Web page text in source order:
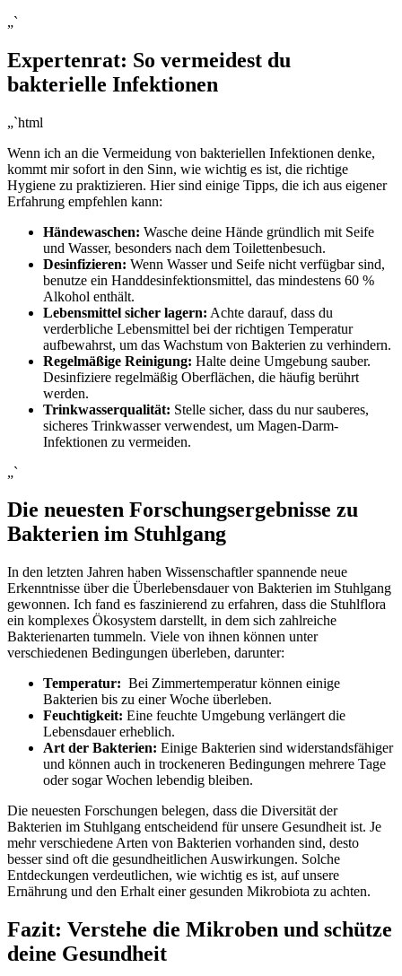
„`
Expertenrat: So vermeidest du
bakterielle Infektionen
„`html
Wenn ich an die Vermeidung von bakteriellen Infektionen denke,⁢
kommt mir sofort in den Sinn, wie wichtig es ⁢ist, die ‌richtige
Hygiene zu praktizieren. Hier sind einige Tipps,⁤ die ‌ich aus eigener
Erfahrung empfehlen⁣ kann:
Händewaschen: Wasche deine Hände gründlich mit Seife
und Wasser, besonders nach dem Toilettenbesuch.
Desinfizieren: Wenn Wasser und Seife nicht verfügbar sind,
benutze ein ⁤Handdesinfektionsmittel, ⁣das​ mindestens 60 %
Alkohol enthält.
Lebensmittel sicher lagern: Achte darauf, dass du
verderbliche Lebensmittel bei der richtigen Temperatur
aufbewahrst, um ⁤das Wachstum von Bakterien zu⁢ verhindern.
Regelmäßige Reinigung: Halte deine Umgebung‌ sauber.
Desinfiziere regelmäßig Oberflächen, die‌ häufig berührt
werden.
Trinkwasserqualität: Stelle sicher, dass du ⁤nur sauberes,
sicheres Trinkwasser verwendest, um Magen-Darm-
Infektionen zu vermeiden.
„`
Die neuesten⁢ Forschungsergebnisse zu
Bakterien im Stuhlgang
In ​den letzten Jahren⁣ haben Wissenschaftler spannende neue
Erkenntnisse über die Überlebensdauer von Bakterien im Stuhlgang
gewonnen. Ich fand es faszinierend zu erfahren, dass​ die‍ Stuhlflora
ein⁣ komplexes Ökosystem darstellt, in dem sich zahlreiche
Bakterienarten tummeln.⁤ Viele ​von ⁢ihnen können unter
verschiedenen Bedingungen überleben, darunter:
Temperatur: ​ Bei⁤ Zimmertemperatur können einige
Bakterien bis zu einer Woche überleben.
Feuchtigkeit: Eine feuchte Umgebung verlängert die
Lebensdauer erheblich.
Art der Bakterien: Einige Bakterien⁤ sind ‌widerstandsfähiger
und können auch in trockeneren Bedingungen mehrere Tage
oder sogar​ Wochen lebendig bleiben.
Die‌ neuesten ⁢Forschungen belegen, dass ‌die‍ Diversität der
Bakterien im Stuhlgang entscheidend für unsere Gesundheit ist. Je
mehr‌ verschiedene Arten von Bakterien ⁤vorhanden sind, desto
besser sind oft die gesundheitlichen Auswirkungen. ​Solche
Entdeckungen verdeutlichen, wie‌ wichtig es ist, auf unsere
Ernährung und ‌den Erhalt einer gesunden Mikrobiota zu achten.
Fazit: Verstehe die Mikroben und ​schütze
deine Gesundheit